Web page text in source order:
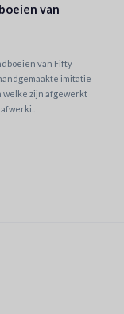
van
van Fifty
imitatie
zijn afgewerkt